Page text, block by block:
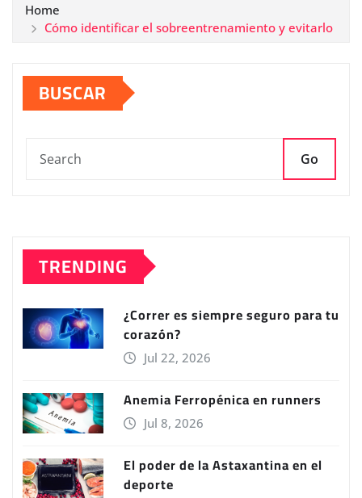
Home
Cómo identificar el sobreentrenamiento y evitarlo
BUSCAR
Go
TRENDING
¿Correr es siempre seguro para tu
corazón?
Jul 22, 2026
Anemia Ferropénica en runners
Jul 8, 2026
El poder de la Astaxantina en el
deporte